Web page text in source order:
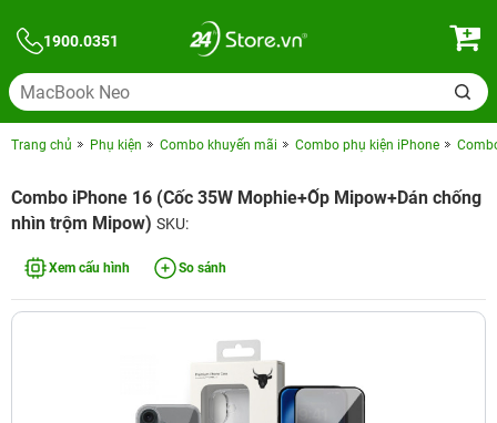
1900.0351
Trang chủ Phụ kiện Combo khuyến mãi Combo phụ kiện iPhone
Combo iPhone 16 (Cốc 35W Mophie+Ốp Mipow+Dán chống
nhìn trộm Mipow) SKU:
Xem cấu hình So sánh